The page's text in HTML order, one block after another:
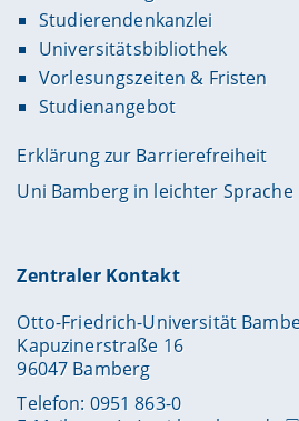
Studierendenkanzlei
Universitätsbibliothek
Vorlesungszeiten & Fristen
Studienangebot
Erklärung zur Barrierefreiheit
Uni Bamberg in leichter Sprache
Zentraler Kontakt
Otto-Friedrich-Universität
Kapuzinerstraße 16
96047 Bamberg
Telefon: 0951 863-0